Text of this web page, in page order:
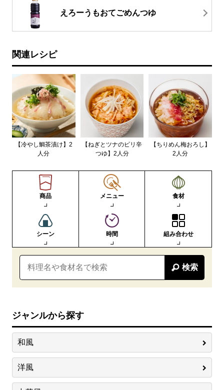
えろーうもおてごめんつゆ
関連レシピ
【冷やし鯛茶漬け】2
人分
【ねぎとツナのピリ辛
つゆ】2人分
【ちりめん梅おろし】
2人分
商品 メニュー 食材
シーン 時間 組み合わせ
検索
ジャンルから探す
和風
洋風